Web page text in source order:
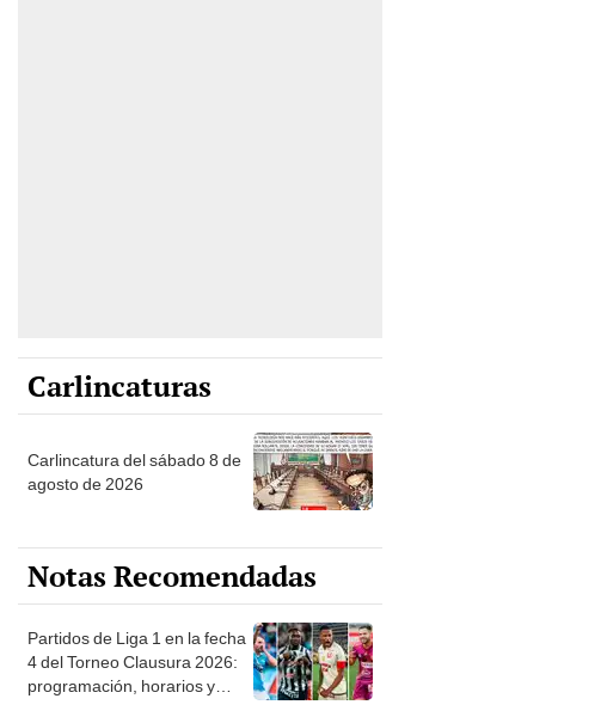
Carlincaturas
Carlincatura del sábado 8 de
agosto de 2026
Notas Recomendadas
Partidos de Liga 1 en la fecha
4 del Torneo Clausura 2026:
programación, horarios y